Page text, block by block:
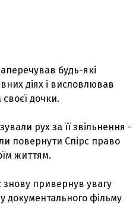
будь-які
діях і висловлював
дочки.
рух за її звільнення -
повернути Спірс право
життям.
привернув увагу
документального фільму